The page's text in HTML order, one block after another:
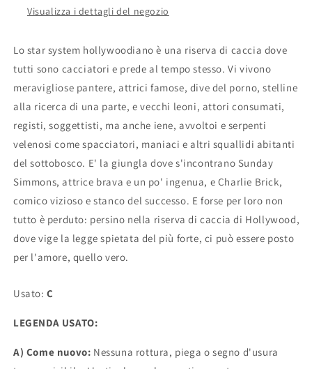
Visualizza i dettagli del negozio
Lo star system hollywoodiano è una riserva di caccia dove
tutti sono cacciatori e prede al tempo stesso. Vi vivono
meravigliose pantere, attrici famose, dive del porno, stelline
alla ricerca di una parte, e vecchi leoni, attori consumati,
registi, soggettisti, ma anche iene, avvoltoi e serpenti
velenosi come spacciatori, maniaci e altri squallidi abitanti
del sottobosco. E' la giungla dove s'incontrano Sunday
Simmons, attrice brava e un po' ingenua, e Charlie Brick,
comico vizioso e stanco del successo. E forse per loro non
tutto è perduto: persino nella riserva di caccia di Hollywood,
dove vige la legge spietata del più forte, ci può essere posto
per l'amore, quello vero.
Usato: C
LEGENDA USATO:
A) Come nuovo: Nessuna rottura, piega o segno d'usura